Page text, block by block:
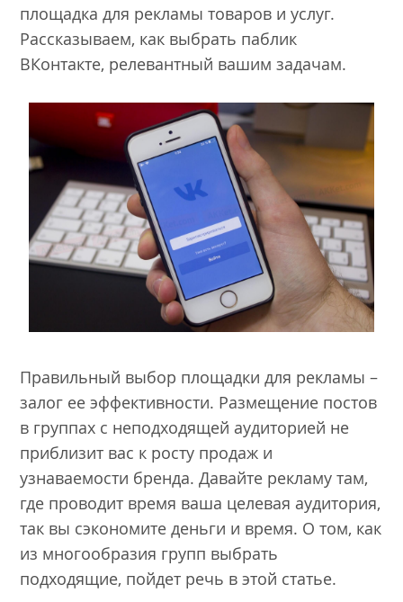
площадка для рекламы товаров и услуг.
Рассказываем, как выбрать паблик
ВКонтакте, релевантный вашим задачам.
Правильный выбор площадки для рекламы –
залог ее эффективности. Размещение постов
в группах с неподходящей аудиторией не
приблизит вас к росту продаж и
узнаваемости бренда. Давайте рекламу там,
где проводит время ваша целевая аудитория,
так вы сэкономите деньги и время. О том, как
из многообразия групп выбрать
подходящие, пойдет речь в этой статье.